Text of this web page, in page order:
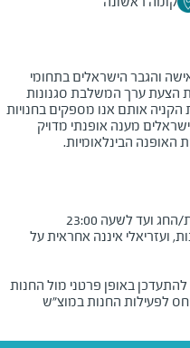
והגבר הישראלים בתחומי
הצעת ערך המשלבת סגנונות
הקניה אותם אנו מספקים בחנויות
מענה אופנתי מדויק
הבינלאומיות.
ועד לשעה 23:00
ועזריאלי איננה אחראית על
באופן פרטני מול החנות
לפעילות החנות במוצ"ש